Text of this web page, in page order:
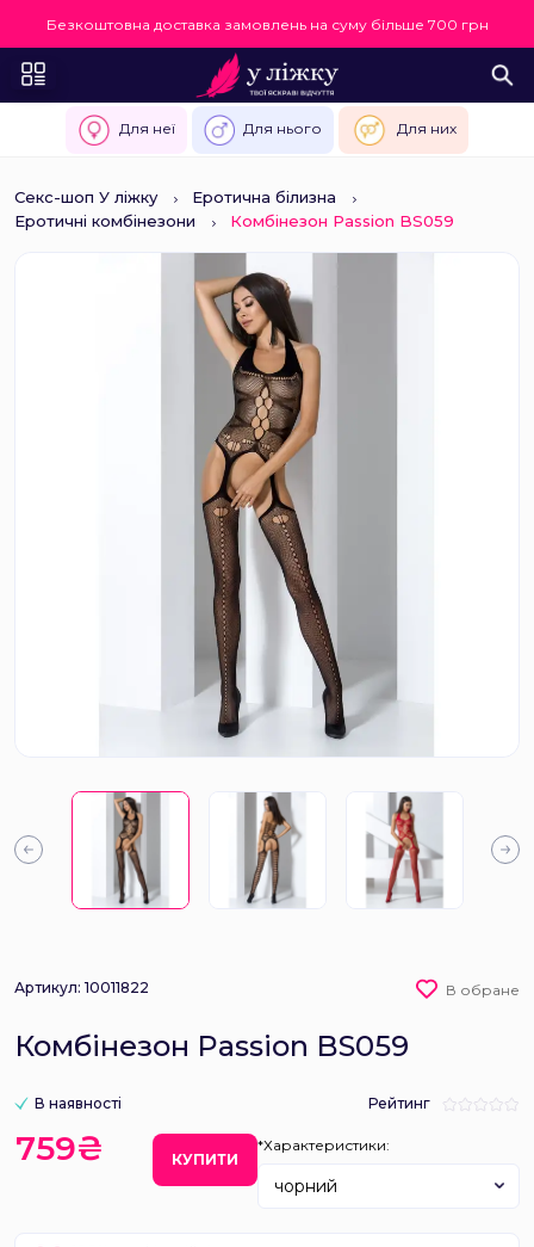
Безкоштовна доставка замовлень на суму більше 700 грн
Для неї Для нього Для них
Секс-шоп У ліжку
Еротична білизна
Еротичні комбінезони
Комбінезон Passion BS059
Артикул: 10011822 В обране
Комбінезон Passion BS059
В наявності Рейтинг
759₴ КУПИТИ
*Характеристики:
чорний